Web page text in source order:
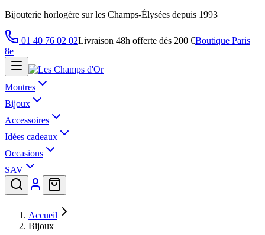
Bijouterie horlogère sur les Champs-Élysées depuis 1993
01 40 76 02 02Livraison 48h offerte dès 200 €Boutique Paris
8e
Montres
Bijoux
Accessoires
Idées cadeaux
Occasions
SAV
Accueil
Bijoux